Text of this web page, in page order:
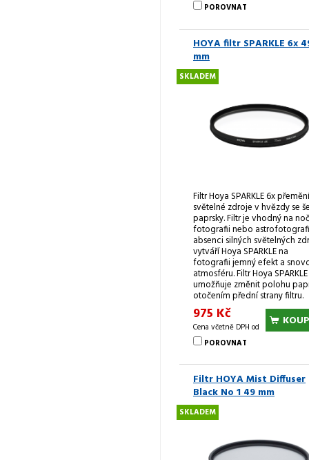
POROVNAT
HOYA filtr SPARKLE 6x
mm
SKLADEM
Filtr Hoya SPARKLE 6x přemění
světelné zdroje v hvězdy se
paprsky. Filtr je vhodný na
fotografii nebo
absenci silných světelných
vytváří Hoya SPARKLE na
fotografii jemný efekt a
atmosféru. Filtr Hoya SPARKLE
umožňuje změnit polohu
otočením přední strany filtru.
975 Kč
Cena včetně DPH od
POROVNAT
Filtr HOYA Mist Diffuser
Black No 1 49 mm
SKLADEM